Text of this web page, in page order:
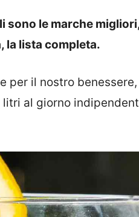
le marche
la lista completa.
per il nostro
al giorno